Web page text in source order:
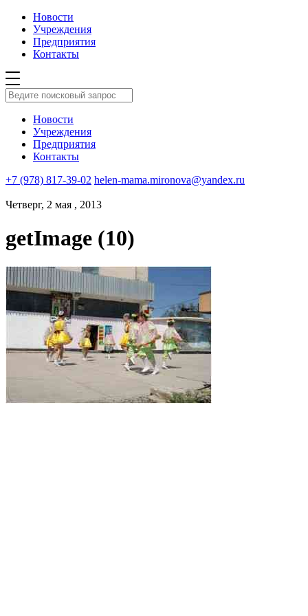
Новости
Учреждения
Предприятия
Контакты
Новости
Учреждения
Предприятия
Контакты
+7 (978) 817-39-02 helen-mama.mironova@yandex.ru
Четверг, 2 мая , 2013
getImage (10)